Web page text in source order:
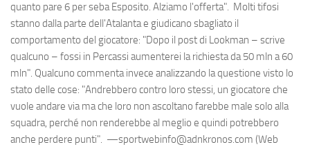
quanto pare 6 per seba Esposito. Alziamo l'offerta". Molti tifosi
stanno dalla parte dell'Atalanta e giudicano sbagliato il
comportamento del giocatore: "Dopo il post di Lookman – scrive
qualcuno – fossi in Percassi aumenterei la richiesta da 50 mln a 60
mln". Qualcuno commenta invece analizzando la questione visto lo
stato delle cose: "Andrebbero contro loro stessi, un giocatore che
vuole andare via ma che loro non ascoltano farebbe male solo alla
squadra, perché non renderebbe al meglio e quindi potrebbero
anche perdere punti". —sportwebinfo@adnkronos.com (Web